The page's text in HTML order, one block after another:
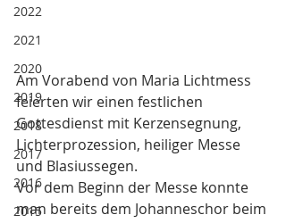
2022
2021
2020
2019
2018
2017
2016
2015
Am Vorabend von Maria Lichtmess
feierten wir einen festlichen
Gottesdienst mit Kerzensegnung,
Lichterprozession, heiliger Messe
und Blasiussegen.
Vor dem Beginn der Messe konnte
man bereits dem Johanneschor beim